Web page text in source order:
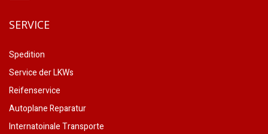
SERVICE
Spedition
Service der LKWs
Reifenservice
Autoplane Reparatur
Internatoinale Transporte